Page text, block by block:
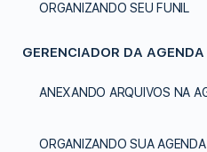
ORGANIZANDO SEU FUNIL
GERENCIADOR DA AGENDA
ANEXANDO ARQUIVOS NA
ORGANIZANDO SUA AGENDA